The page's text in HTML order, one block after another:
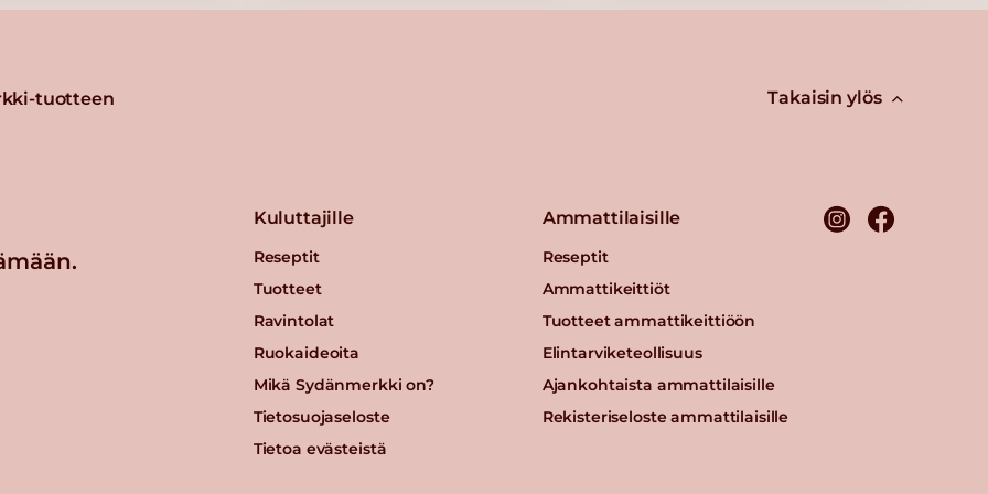
3
kg
tuotteen Takaisin ylös
Kuluttajille
Reseptit
Tuotteet
Ravintolat
Ruokaideoita
Mikä Sydänmerkki on?
Tietosuojaseloste
Tietoa evästeistä
Ammattilaisille
Reseptit
Ammattikeittiöt
Tuotteet ammattikeittiöön
Elintarviketeollisuus
Ajankohtaista ammattilaisille
Rekisteriseloste ammattilaisille